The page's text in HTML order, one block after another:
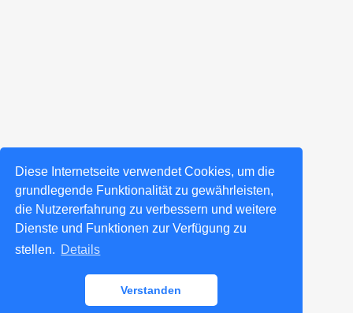
Diese Internetseite verwendet Cookies, um die
grundlegende Funktionalität zu gewährleisten,
die Nutzererfahrung zu verbessern und weitere
Dienste und Funktionen zur Verfügung zu
stellen. Details
Verstanden